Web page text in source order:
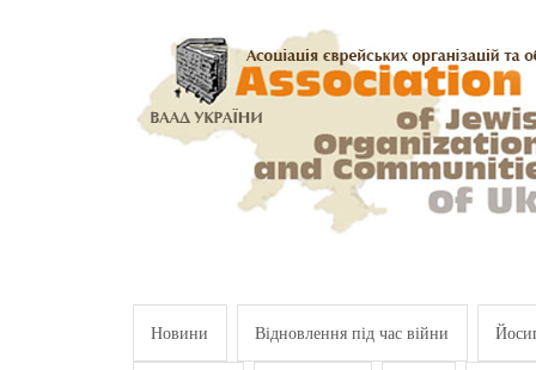
Новини Відновлення під час війни